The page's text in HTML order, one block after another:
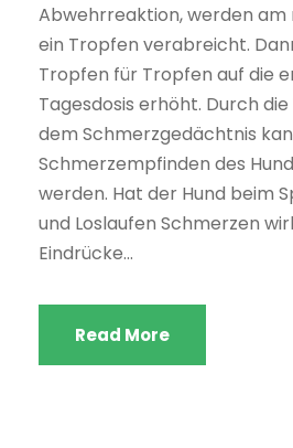
Abwehrreaktion, werden am
ein Tropfen verabreicht.
Tropfen für Tropfen auf die
Tagesdosis erhöht. Durch
dem Schmerzgedächtnis
Schmerzempfinden des
werden. Hat der Hund beim
und Loslaufen Schmerzen
Eindrücke...
Read More